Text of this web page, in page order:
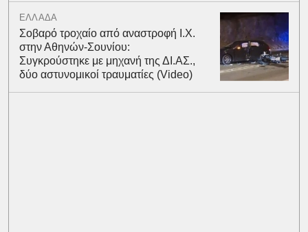
ΕΛΛΑΔΑ
Σοβαρό τροχαίο από αναστροφή Ι.Χ.
στην Αθηνών-Σουνίου:
Συγκρούστηκε με μηχανή της ΔΙ.ΑΣ.,
δύο αστυνομικοί τραυματίες (Video)